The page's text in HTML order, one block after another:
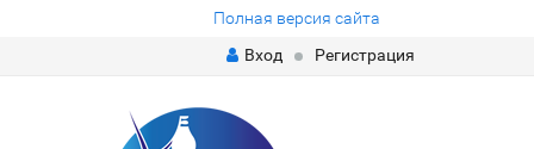
Полная версия сайта
Вход
Регистрация